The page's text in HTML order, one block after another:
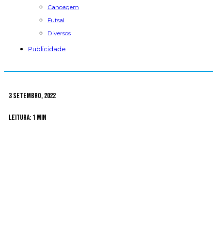
Canoagem
Futsal
Diversos
Publicidade
3 Setembro, 2022
Leitura: 1 min